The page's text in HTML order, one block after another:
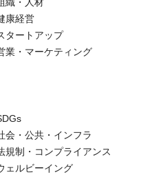
康経営
タートアップ
業・マーケティング
会・公共・インフラ
規制・コンプライアンス
ェルビーイング